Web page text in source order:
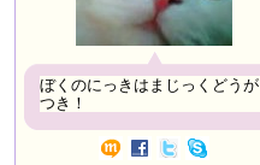
ぼくのにっきはまじっくどうが
つき！